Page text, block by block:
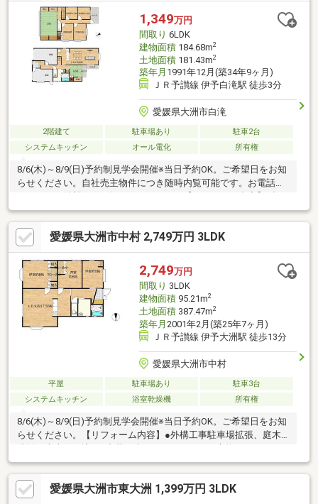
1,349万円
間取り 6LDK
建物面積184.68m2
土地面積181.43m2
築年月 1991年12月(築34年9ヶ月)
ＪＲ予讃線 伊予白滝駅 徒歩3分
愛媛県大洲市白滝
2階建て 駐車場あり
駐車2台
システムキッチン
オール電化 所有権
8/6(木)～8/9(日)予約制見学会開催※当日予約OK。ご希望日をお知
らせください。自社売主物件につき随時内覧可能です。お電話か
準シロアリ防除工事、鍵交換、雨漏り点検、設備点検●外構・外
装駐車場拡張、外壁塗装、庭木伐採●ライフラインガス引込み●水
回りシステムキッチン交換、ユニットバス交換、トイレ交換、洗
面化粧台交換●内装間取変更、玄関扉交換、床材上張り、シュー
ズボックス交換、クロス張替え、畳表替え、障子・襖張替え【お
すすめポイント】・本物件は条件により住宅ローン減税が適用さ
れます。・雨漏り、
愛媛県大洲市中村 2,749万円 3LDK
2,749万円
間取り 3LDK
建物面積95.21m2
土地面積387.47m2
築年月 2001年2月(築25年7ヶ月)
ＪＲ予讃線 伊予大洲駅 徒歩13分
愛媛県大洲市中村
平屋 駐車場あり
駐車3台
システムキッチン
浴室乾燥機 所有権
8/6(木)～8/9(日)予約制見学会開催※当日予約OK。ご希望日をお知
らせください。【リフォーム内容】●外構工事駐車場拡張、庭木
伐採、上水引き込み●内装工事システムキッチン交換、ユニット
バス交換、温水洗浄便座トイレ交換、洗面化粧台交換、フローリ
ング上張り、クロス張替え、クッションフロア張替え、建具交
換、インターホン設置、照明LED交換【おすすめポイント】・雨
愛媛県大洲市東大洲 1,399万円 3LDK